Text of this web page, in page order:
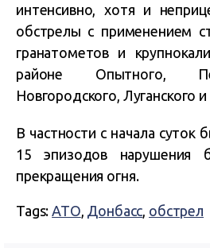
интенсивно, хотя и
обстрелы с применением
гранатометов и
районе Опытного,
Новгородского, Луганского
В частности с начала суток
15 эпизодов нарушения
прекращения огня.
Tags: АТО Донбасс обстрел